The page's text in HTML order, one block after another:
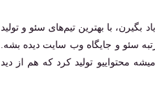
با بهترین تیم‌های سئو و تولید
سئو و جایگاه وب سایت دیده بشه.
محتواییو تولید کرد که هم از دید